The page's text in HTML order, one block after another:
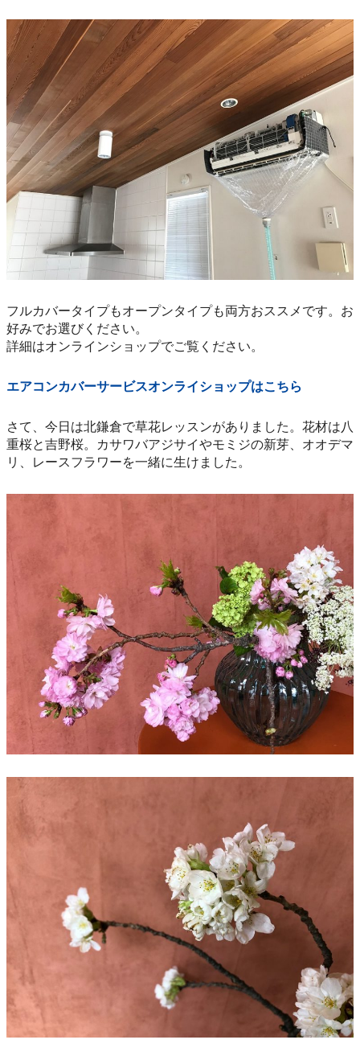
フルカバータイプもオープンタイプも両方おススメです。お
好みでお選びください。
詳細はオンラインショップでご覧ください。
エアコンカバーサービスオンライショップはこちら
さて、今日は北鎌倉で草花レッスンがありました。花材は八
重桜と吉野桜。カサワバアジサイやモミジの新芽、オオデマ
リ、レースフラワーを一緒に生けました。